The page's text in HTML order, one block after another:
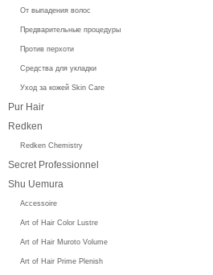
От выпадения волос
Предварительные процедуры
Против перхоти
Средства для укладки
Уход за кожей Skin Care
Pur Hair
Redken
Redken Chemistry
Secret Professionnel
Shu Uemura
Accessoire
Art of Hair Color Lustre
Art of Hair Muroto Volume
Art of Hair Prime Plenish